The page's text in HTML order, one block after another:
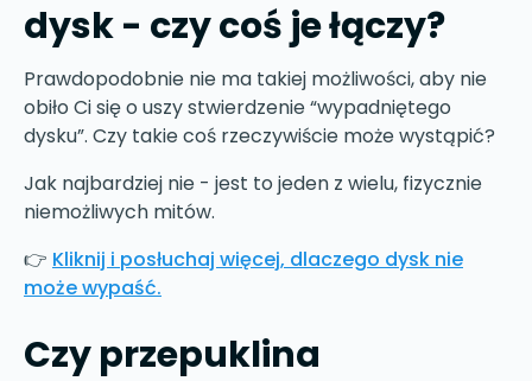
dysk - czy coś je łączy?
Prawdopodobnie nie ma takiej możliwości, aby nie
obiło Ci się o uszy stwierdzenie “wypadniętego
dysku”. Czy takie coś rzeczywiście może wystąpić?
Jak najbardziej nie - jest to jeden z wielu, fizycznie
niemożliwych mitów.
👉 Kliknij i posłuchaj więcej, dlaczego dysk nie
może wypaść.
Czy przepuklina